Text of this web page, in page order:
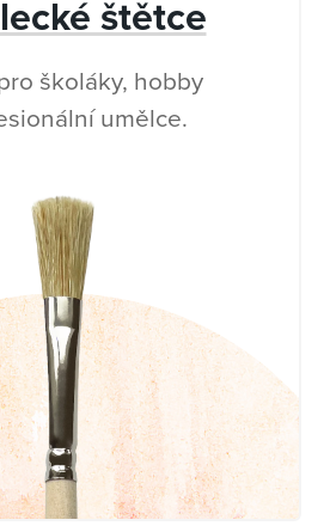
štětce
školáky, hobby
umělce.